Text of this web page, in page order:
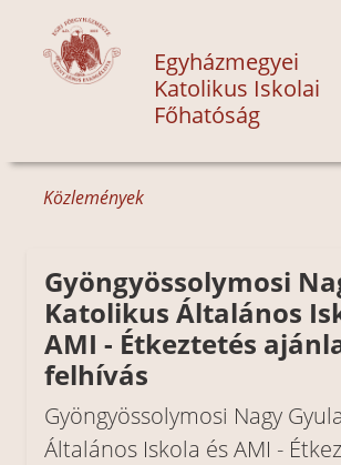
Egyházmegyei
Katolikus Iskolai
Főhatóság
Közlemények
Gyöngyössolymosi
Katolikus Általános
AMI - Étkeztetés
felhívás
Gyöngyössolymosi Nagy
Általános Iskola és AMI -